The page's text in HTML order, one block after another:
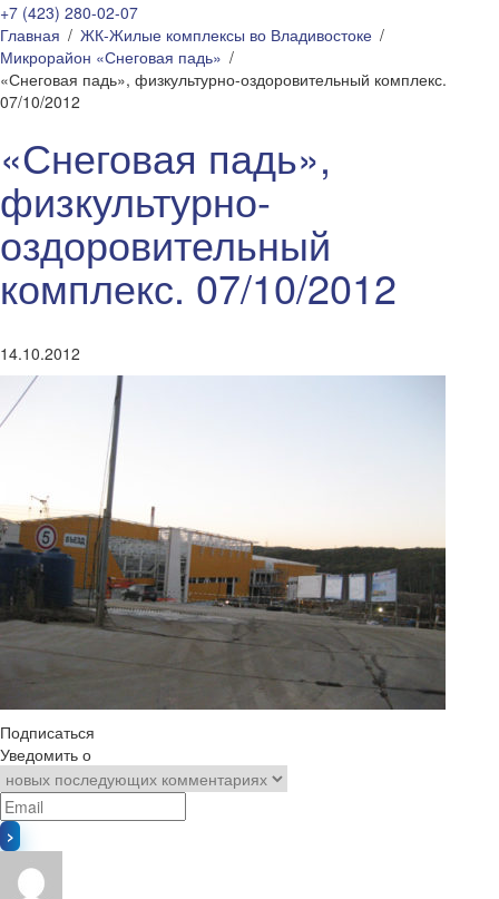
+7 (423) 280-02-07
Главная
ЖК-Жилые комплексы во Владивостоке
Микрорайон «Снеговая падь»
«Снеговая падь», физкультурно-оздоровительный комплекс.
07/10/2012
«Снеговая падь»,
физкультурно-
оздоровительный
комплекс. 07/10/2012
14.10.2012
Подписаться
Уведомить о